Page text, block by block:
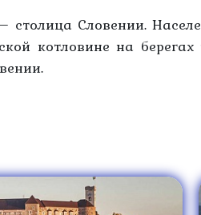
– столица Словении.
котловине на